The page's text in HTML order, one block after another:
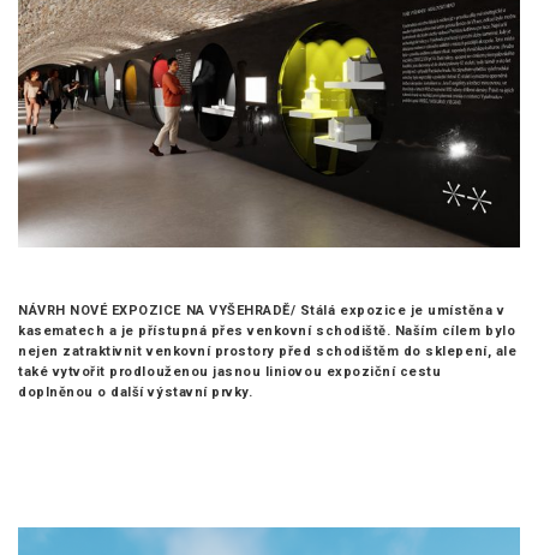
NÁVRH NOVÉ EXPOZICE NA VYŠEHRADĚ/ Stálá expozice je umístěna v
kasematech a je přístupná přes venkovní schodiště. Naším cílem bylo
nejen zatraktivnit venkovní prostory před schodištěm do sklepení, ale
také vytvořit prodlouženou jasnou liniovou expoziční cestu
doplněnou o další výstavní prvky.